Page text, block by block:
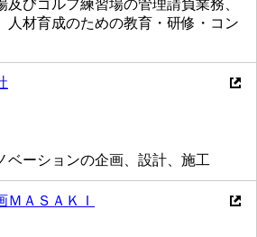
びゴルフ練習場の管理請負業務、
人材育成のための教育・研修・コン
ベーションの企画、設計、施工
ＡＳＡＫＩ